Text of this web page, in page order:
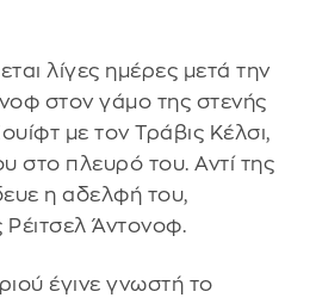
λίγες ημέρες μετά την
στον γάμο της στενής
με τον Τράβις Κέλσι,
στο πλευρό του. Αντί της
η αδελφή του,
Ρέιτσελ Άντονοφ.
έγινε γνωστή το